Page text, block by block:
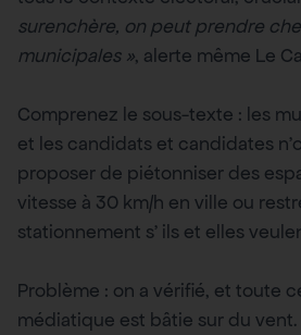
surenchère, on peut prendre
municipales », alerte même Le
Comprenez le sous-texte : les
et les candidats et candidates
proposer de piétonniser des
vitesse à 30 km/h en ville ou
stationnement s’ ils et elles
Problème : on a vérifié, et toute
médiatique est bâtie sur du